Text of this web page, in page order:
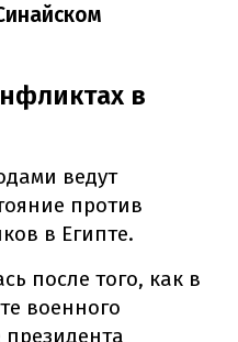
в
ведут
против
в Египте.
после того, как в
военного